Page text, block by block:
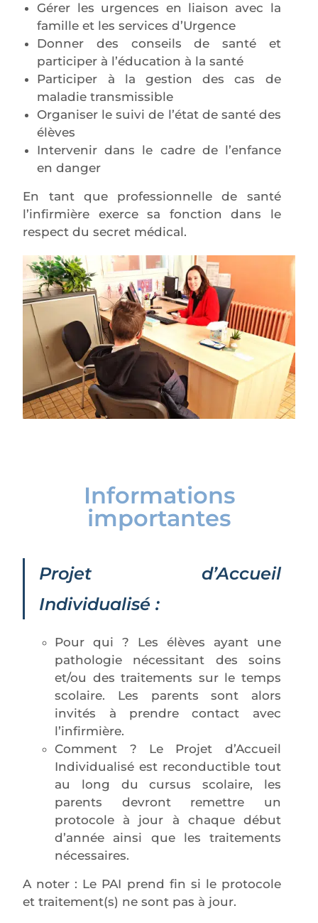
Gérer les urgences en liaison avec la
famille et les services d’Urgence
Donner des conseils de santé et
participer à l’éducation à la santé
Participer à la gestion des cas de
maladie transmissible
Organiser le suivi de l’état de santé des
élèves
Intervenir dans le cadre de l’enfance
en danger
En tant que professionnelle de santé
l’infirmière exerce sa fonction dans le
respect du secret médical.
Informations
importantes
Projet d’Accueil
Individualisé :
Pour qui ? Les élèves ayant une
pathologie nécessitant des soins
et/ou des traitements sur le temps
scolaire. Les parents sont alors
invités à prendre contact avec
l’infirmière.
Comment ? Le Projet d’Accueil
Individualisé est reconductible tout
au long du cursus scolaire, les
parents devront remettre un
protocole à jour à chaque début
d’année ainsi que les traitements
nécessaires.
A noter : Le PAI prend fin si le protocole
et traitement(s) ne sont pas à jour.